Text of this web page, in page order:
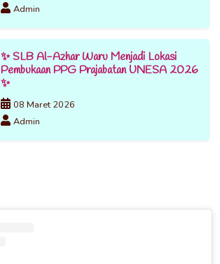
Admin
✨ SLB Al-Azhar Waru Menjadi Lokasi
Pembukaan PPG Prajabatan UNESA 2026
✨
08 Maret 2026
Admin